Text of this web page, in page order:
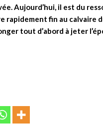
Aujourd’hui, il est du
rapidement fin au calvaire
tout d’abord à jeter